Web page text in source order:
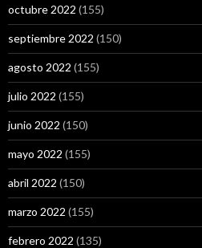
octubre 2022 (155)
septiembre 2022 (150)
agosto 2022 (155)
julio 2022 (155)
junio 2022 (150)
mayo 2022 (155)
abril 2022 (150)
marzo 2022 (155)
febrero 2022 (135)